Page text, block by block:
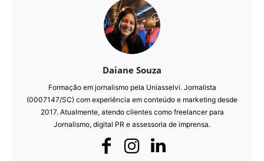
Daiane Souza
Formação em jornalismo pela Uniasselvi. Jornalista
(0007147/SC) com experiência em conteúdo e marketing desde
2017. Atualmente, atendo clientes como freelancer para
Jornalismo, digital PR e assessoria de imprensa.